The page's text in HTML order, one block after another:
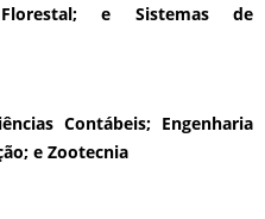
Florestal; e Sistemas de
Contábeis; Engenharia
e Zootecnia